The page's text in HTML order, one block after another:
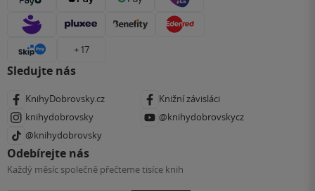
+ 17
Sledujte nás
KnihyDobrovsky.cz
Knižní závisláci
knihydobrovsky
@knihydobrovskycz
@knihydobrovsky
Odebírejte nás
Každý měsíc společně přečteme tisíce knih